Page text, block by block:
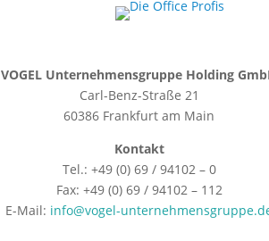
VOGEL Unternehmensgruppe Holding
Carl-Benz-Straße 21
60386 Frankfurt am Main
Kontakt
Tel.: +49 (0) 69 / 94102 – 0
Fax: +49 (0) 69 / 94102 – 112
E-Mail: info@vogel-